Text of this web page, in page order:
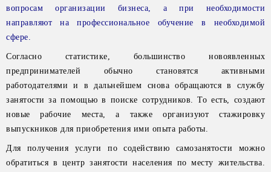
вопросам организации бизнеса, а при необходимости
направляют на профессиональное обучение в необходимой
сфере.
Согласно статистике, большинство новоявленных
предпринимателей обычно становятся активными
работодателями и в дальнейшем снова обращаются в службу
занятости за помощью в поиске сотрудников. То есть, создают
новые рабочие места, а также организуют стажировку
выпускников для приобретения ими опыта работы.
Для получения услуги по содействию самозанятости можно
обратиться в центр занятости населения по месту жительства.